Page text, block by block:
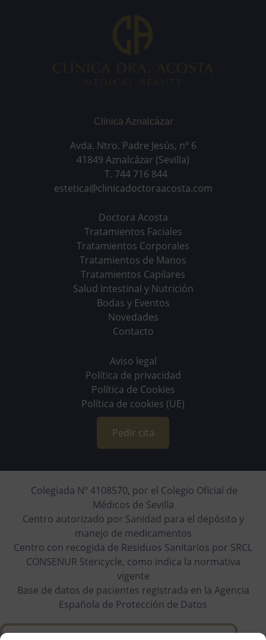
Clínica Aznalcázar
Avda. Ntro. Padre Jesús, nº 6
41849 Aznalcázar (Sevilla)
T. 744 716 844
estetica@clinicadoctoraacosta.com
Doctora Acosta
Tratamientos Faciales
Tratamientos Corporales
Tratamientos de Manos
Tratamientos Capilares
Salud Intestinal y Nutrición
Bodas y Eventos
Novedades
Contacto
Aviso legal
Política de privacidad
Política de Cookies
Política de cookies (UE)
Pedir cita
Colegiada Nº 4108570, por el Colegio Oficial de
Médicos de Sevilla
Centro autorizado por Sanidad para el depósito y
manejo de medicamentos
Centro con recogida de Residuos Sanitarios por SRCL
CONSENUR Stericycle, como indica la normativa
vigente
Base de datos de pacientes registrada en la Agencia
Española de Protección de Datos